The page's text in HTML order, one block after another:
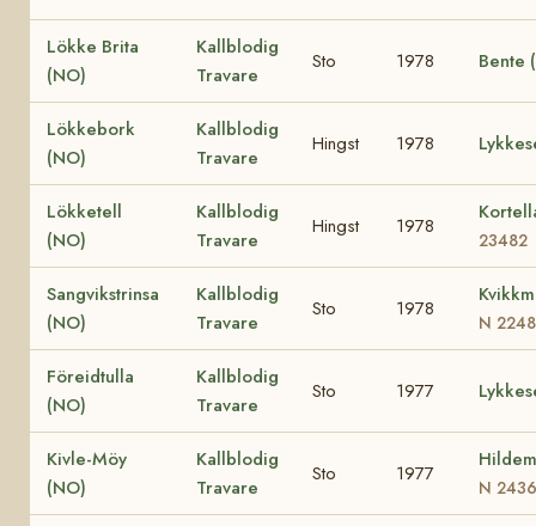
Lökke Brita
(NO)
Kallblodig
Travare
Sto 1978 Bente
Lökkebork
(NO)
Kallblodig
Travare
Hingst 1978
Lökketell
(NO)
Kallblodig
Travare
Hingst 1978
23482
Sangvikstrinsa
(NO)
Kallblodig
Travare
Sto 1978
N
Föreidtulla
(NO)
Kallblodig
Travare
Sto 1977
Kivle-Möy
(NO)
Kallblodig
Travare
Sto 1977
N